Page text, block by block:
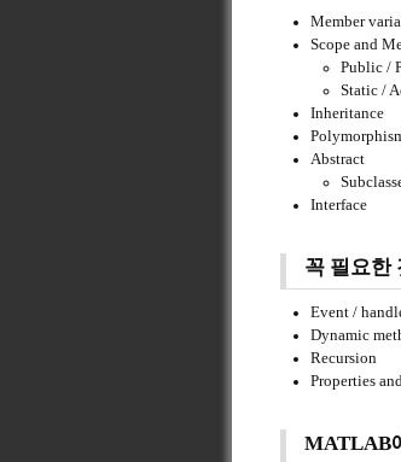
Member
Scope and
Public /
Static /
Inheritance
Abstract
Interface
꼭 필요한
Event /
Dynamic
Recursion
Properties
MATLAB